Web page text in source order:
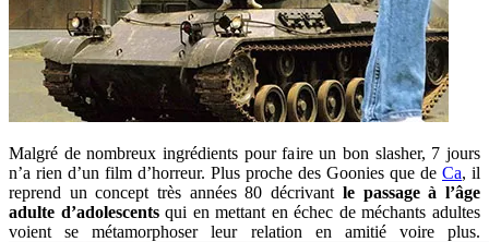
Malgré de nombreux ingrédients pour faire un bon slasher, 7 jours
n’a rien d’un film d’horreur. Plus proche des Goonies que de Ca, il
reprend un concept très années 80 décrivant le passage à l’âge
adulte d’adolescentsqui en mettant en échec de méchants adultes
voient se métamorphoser leur relation en amitié voire plus.